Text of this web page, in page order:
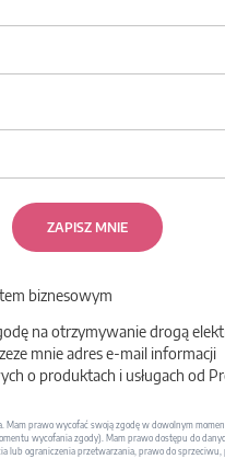
ZAPISZ MNIE
biznesowym
na otrzymywanie drogą
mnie adres e-mail informacji
o produktach i usługach od
Mam prawo wycofać swoją zgodę w dowolnym
wycofania zgody). Mam prawo dostępu do
lub ograniczenia przetwarzania, prawo do sprzeciwu,